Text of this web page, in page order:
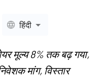
हिंदी
मूल्य 8% तक बढ़ गया,
मांग, विस्तार